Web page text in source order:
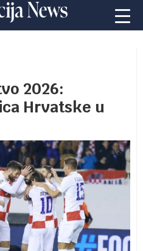
2026:
Hrvatske u